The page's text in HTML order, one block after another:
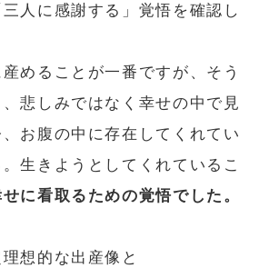
人に感謝する」覚悟を確認し
めることが一番ですが、そう
悲しみではなく幸せの中で見
お腹の中に存在してくれてい
生きようとしてくれているこ
に看取るための覚悟でした。
想的な出産像と